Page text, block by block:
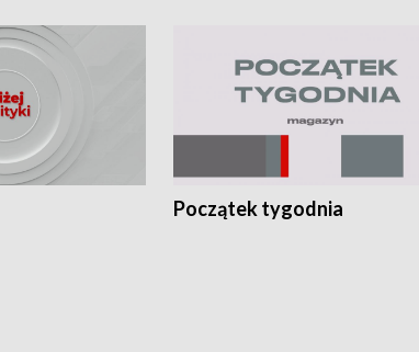
Początek tygodnia